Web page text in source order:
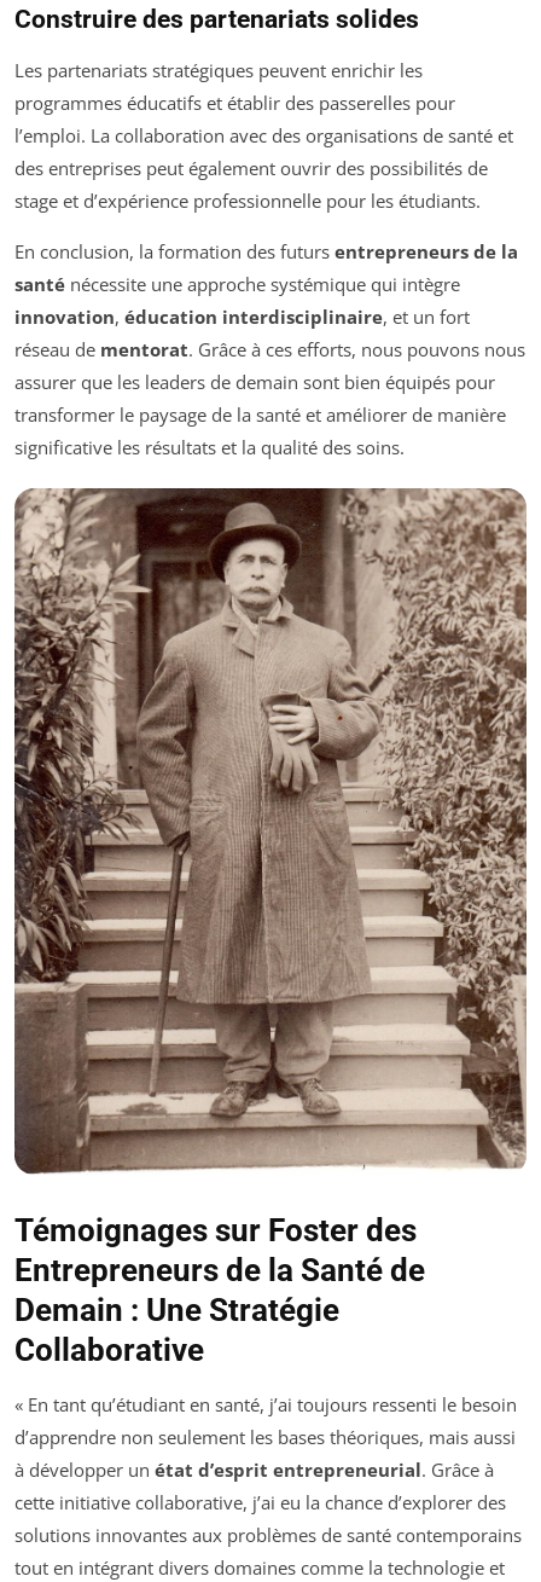
Construire des partenariats solides
Les partenariats stratégiques peuvent enrichir les
programmes éducatifs et établir des passerelles pour
l’emploi. La collaboration avec des organisations de santé et
des entreprises peut également ouvrir des possibilités de
stage et d’expérience professionnelle pour les étudiants.
En conclusion, la formation des futurs entrepreneurs de la
santé nécessite une approche systémique qui intègre
innovation, éducation interdisciplinaire, et un fort
réseau de mentorat. Grâce à ces efforts, nous pouvons nous
assurer que les leaders de demain sont bien équipés pour
transformer le paysage de la santé et améliorer de manière
significative les résultats et la qualité des soins.
Témoignages sur Foster des
Entrepreneurs de la Santé de
Demain : Une Stratégie
Collaborative
« En tant qu’étudiant en santé, j’ai toujours ressenti le besoin
d’apprendre non seulement les bases théoriques, mais aussi
à développer un état d’esprit entrepreneurial. Grâce à
cette initiative collaborative, j’ai eu la chance d’explorer des
solutions innovantes aux problèmes de santé contemporains
tout en intégrant divers domaines comme la technologie et